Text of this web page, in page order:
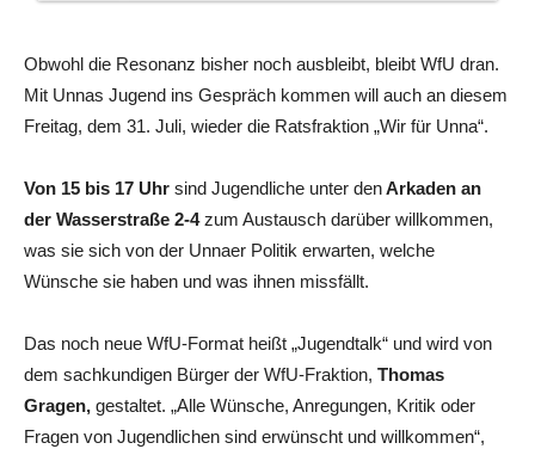
Obwohl die Resonanz bisher noch ausbleibt, bleibt WfU dran.
Mit Unnas Jugend ins Gespräch kommen will auch an diesem
Freitag, dem 31. Juli, wieder die Ratsfraktion „Wir für Unna“.
Von 15 bis 17 Uhr sind Jugendliche unter denArkaden an
der Wasserstraße 2-4zum Austausch darüber willkommen,
was sie sich von der Unnaer Politik erwarten, welche
Wünsche sie haben und was ihnen missfällt.
Das noch neue WfU-Format heißt „Jugendtalk“ und wird von
dem sachkundigen Bürger der WfU-Fraktion, Thomas
Gragen, gestaltet. „Alle Wünsche, Anregungen, Kritik oder
Fragen von Jugendlichen sind erwünscht und willkommen“,